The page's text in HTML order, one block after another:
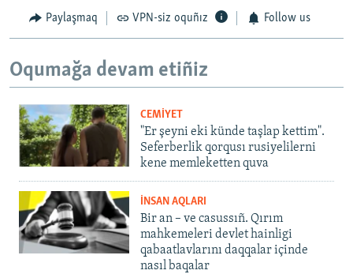
Paylaşmaq VPN-siz oquñız Follow us
Oqumağa devam etiñiz
CEMİYET
"Er şeyni eki künde taşlap kettim".
Seferberlik qorqusı rusiyelilerni
kene memleketten quva
İNSAN AQLARI
Bir an – ve casussıñ. Qırım
mahkemeleri devlet hainligi
qabaatlavlarını daqqalar içinde
nasıl baqalar